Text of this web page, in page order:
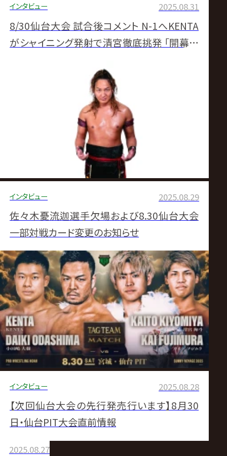
インタビュー 2025.08.31
8/30仙台大会 試合後コメント N-1へKENTA
がシャイニング発射で清宮徹底挑発 「開幕待
インタビュー 2025.08.29
佐々木憂流迦選手欠場および8.30仙台大会
一部対戦カード変更のお知らせ
インタビュー 2025.08.28
【次回仙台大会の先行発売行います】8月30
日・仙台PIT大会直前情報
2025.08.27